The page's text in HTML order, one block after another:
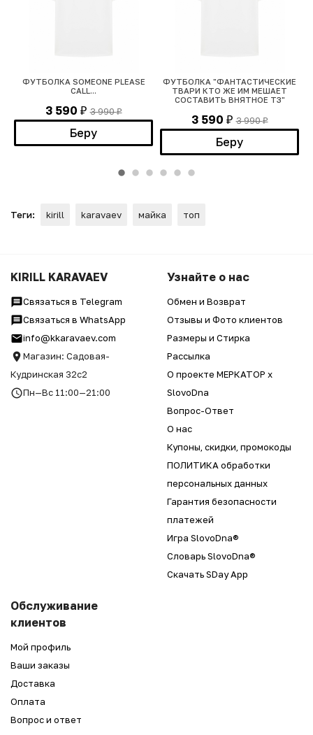
ФУТБОЛКА SOMEONE PLEASE
CALL...
3 590 ₽ 3 990₽
Беру
ФУТБОЛКА "ФАНТАСТИЧЕСКИЕ
ТВАРИ КТО ЖЕ ИМ МЕШАЕТ
СОСТАВИТЬ ВНЯТНОЕ ТЗ"
3 590 ₽ 3 990₽
Беру
Теги: kirill karavaev майка топ
KIRILL KARAVAEV
Связаться в Telegram
Связаться в WhatsApp
info@kkaravaev.com
Магазин: Садовая-
Кудринская 32с2
Пн—Вс 11:00—21:00
Узнайте о нас
Обмен и Возврат
Отзывы и Фото клиентов
Размеры и Стирка
Рассылка
О проекте МЕРКАТОР x
SlovoDna
Вопрос-Ответ
О нас
Купоны, скидки, промокоды
ПОЛИТИКА обработки
персональных данных
Гарантия безопасности
платежей
Игра SlovoDna®
Словарь SlovoDna®
Скачать SDay App
Обслуживание
клиентов
Мой профиль
Ваши заказы
Доставка
Оплата
Вопрос и ответ